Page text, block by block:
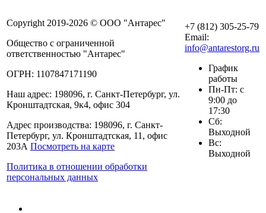
Copyright 2019-2026 © ООО "Антарес"
Общество с ограниченной
ответственностью "Антарес"
ОГРН: 1107847171190
Наш адрес: 198096, г. Санкт-Петербург, ул.
Кронштадтская, 9к4, офис 304
Адрес производства: 198096, г. Санкт-
Петербург, ул. Кронштадтская, 11, офис
203А Посмотреть на карте
Политика в отношении обработки
персональных данных
+7 (812) 305-25-79
Email:
info@antarestorg.ru
График
работы
Пн-Пт: с
9:00 до
17:30
Сб:
Выходной
Вс:
Выходной